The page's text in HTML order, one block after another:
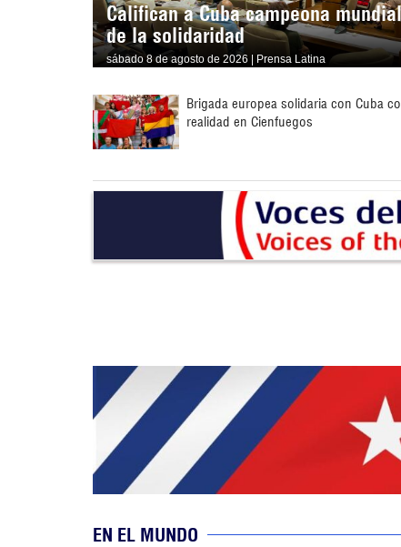
Califican a Cuba campeona mundial
de la solidaridad
sábado 8 de agosto de 2026 | Prensa Latina
Brigada europea solidaria con Cuba
realidad en Cienfuegos
EN EL MUNDO